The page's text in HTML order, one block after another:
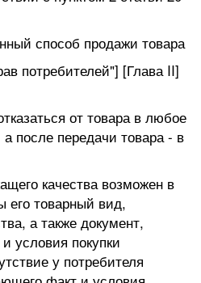
способ продажи товара
потребителей"] [Глава II]
от товара в любое
после передачи товара - в
качества возможен в
его товарный вид,
а также документ,
условия покупки
у потребителя